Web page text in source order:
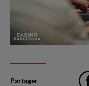
Partager